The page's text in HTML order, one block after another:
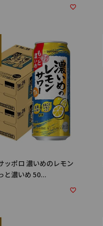
ッポロ 濃いめのレモン
と濃いめ 50...